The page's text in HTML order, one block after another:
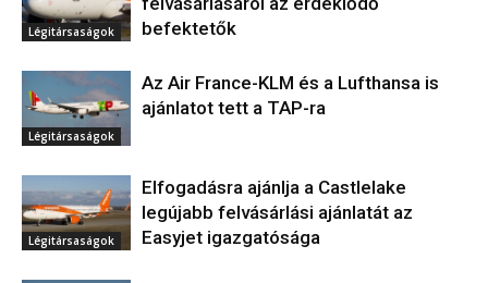
Légitársaságok
befektetők
Légitársaságok
Az Air France-KLM és a Lufthansa is
ajánlatot tett a TAP-ra
Légitársaságok
Elfogadásra ajánlja a Castlelake
legújabb felvásárlási ajánlatát az
Easyjet igazgatósága